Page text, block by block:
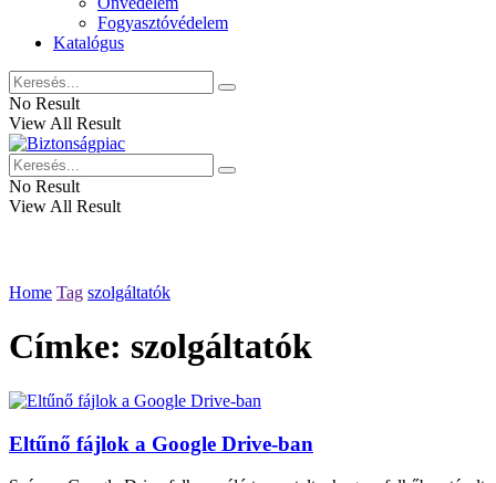
Fogyasztóvédelem
Katalógus
No Result
View All Result
No Result
View All Result
Home Tag szolgáltatók
Címke: szolgáltatók
Eltűnő fájlok a Google Drive-ban